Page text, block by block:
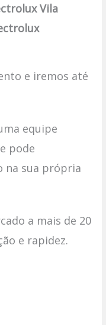
Vila
e iremos até
equipe
pode
na sua própria
a mais de 20
e rapidez.